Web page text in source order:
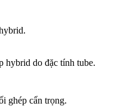
hybrid do đặc tính tube.
ghép cẩn trọng.